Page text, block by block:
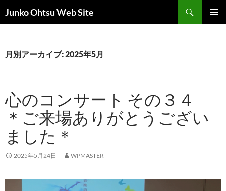
ン
ツ
ッ
Junko Ohtsu Web Site
索
月別アーカイブ: 2025年5月
心のコンサート その３４
＊ご来場ありがとうござい
ました＊
2025年5月24日 WPMASTER